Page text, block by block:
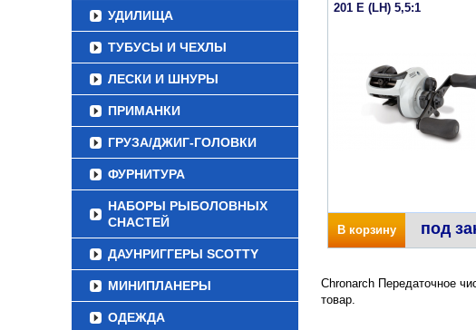
УДИЛИЩА
ТУБУСЫ И ЧЕХЛЫ
ЛЕСКИ И ШНУРЫ
ПРИМАНКИ
ГРУЗА/ДЖИГ-ГОЛОВКИ
ФУРНИТУРА
НАБОРЫ РЫБОЛОВНЫХ
СНАСТЕЙ
ДАУНРИГГЕРЫ SCOTTY
МИНИПЛАНЕРЫ
ОДЕЖДА
201 E (LH) 5,5:1
В корзину под
Chronarch Передаточное
товар.